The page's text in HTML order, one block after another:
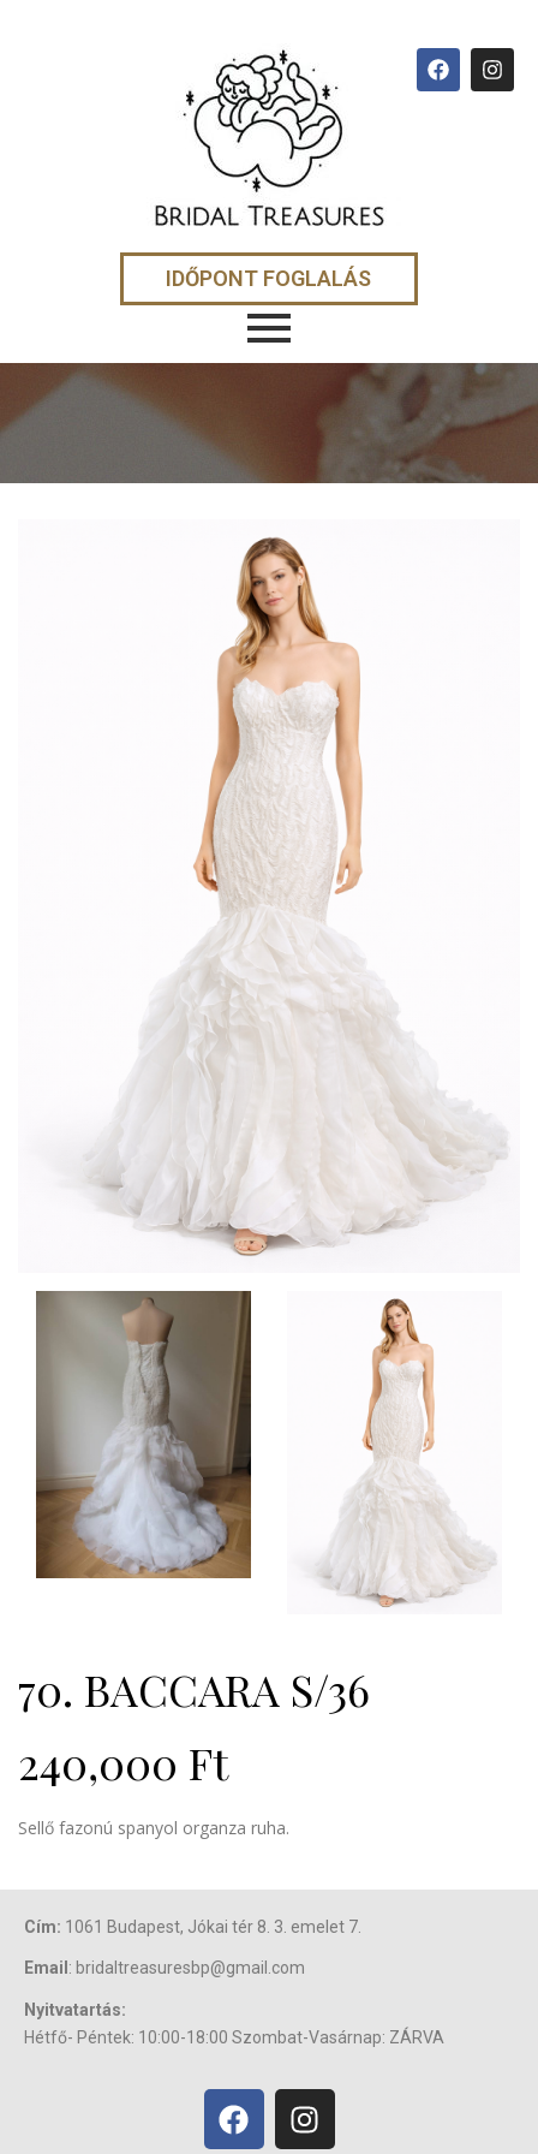
IDŐPONT FOGLALÁS
70. BACCARA S/36
240,000 Ft
Sellő fazonú spanyol organza ruha.
Cím: 1061 Budapest, Jókai tér 8. 3. emelet 7.
Email : bridaltreasuresbp@gmail.com
Nyitvatartás:
Hétfő- Péntek: 10:00-18:00 Szombat-Vasárnap: ZÁRVA